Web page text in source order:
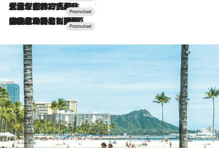
2026.7.17
「土佐和ハーブかき氷」がOMO7高知に登場！生姜、山椒、大葉など目にも舌にも涼を呼ぶ郷土の味
2026.7.10
NEW OPEN！【界 草津】名湯の地に誕生。趣の異なる2種の温泉と上州ならではの会席・蕎麦割烹など美食を味わう究極の癒やし旅